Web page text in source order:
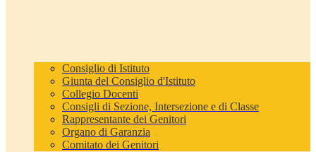
Consiglio di Istituto
Giunta del Consiglio d'Istituto
Collegio Docenti
Consigli di Sezione, Intersezione e di Classe
Rappresentante dei Genitori
Organo di Garanzia
Comitato dei Genitori